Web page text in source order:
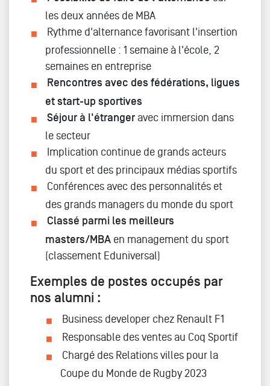
les deux années de MBA
Rythme d'alternance favorisant l'insertion
professionnelle : 1 semaine à l'école, 2
semaines en entreprise
Rencontres avec des fédérations, ligues
et start-up sportives
Séjour à l'étranger avec immersion dans
le secteur
Implication continue de grands acteurs
du sport et des principaux médias sportifs
Conférences avec des personnalités et
des grands managers du monde du sport
Classé parmi les meilleurs
masters/MBA en management du sport
(classement Eduniversal)
Exemples de postes occupés par
nos alumni :
Business developer chez Renault F1
Responsable des ventes au Coq Sportif
Chargé des Relations villes pour la
Coupe du Monde de Rugby 2023